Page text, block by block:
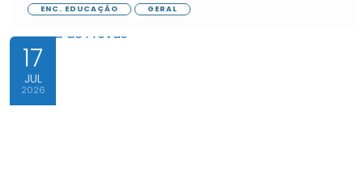
ENC. EDUCAÇÃO
GERAL
17
JUL
2026